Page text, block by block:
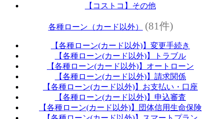
【コストコ】その他
各種ローン（カード以外） (81件)
【各種ローン(カード以外)】変更手続き
【各種ローン(カード以外)】トラブル
【各種ローン(カード以外)】オートローン
【各種ローン(カード以外)】請求関係
【各種ローン(カード以外)】お支払い・口座
【各種ローン(カード以外)】申込審査
【各種ローン(カード以外)】団体信用生命保険